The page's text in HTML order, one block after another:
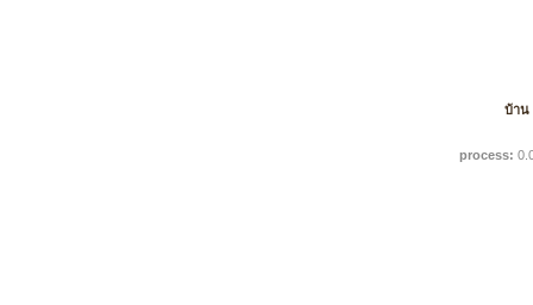
บ้าน
process: